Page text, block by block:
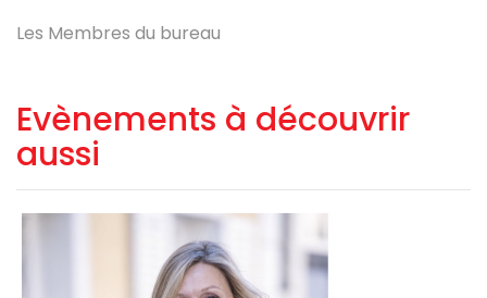
Les Membres du bureau
Evènements à découvrir
aussi